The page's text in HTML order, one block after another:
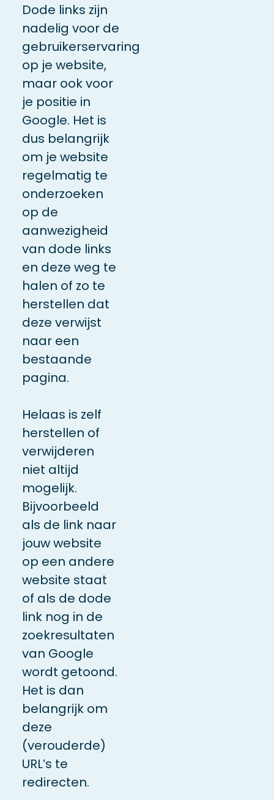
Dode links zijn
nadelig voor de
gebruikerservaring
op je website,
maar ook voor
je positie in
Google. Het is
dus belangrijk
om je website
regelmatig te
onderzoeken
op de
aanwezigheid
van dode links
en deze weg te
halen of zo te
herstellen dat
deze verwijst
naar een
bestaande
pagina.
Helaas is zelf
herstellen of
verwijderen
niet altijd
mogelijk.
Bijvoorbeeld
als de link naar
jouw website
op een andere
website staat
of als de dode
link nog in de
zoekresultaten
van Google
wordt getoond.
Het is dan
belangrijk om
deze
(verouderde)
URL’s te
redirecten.